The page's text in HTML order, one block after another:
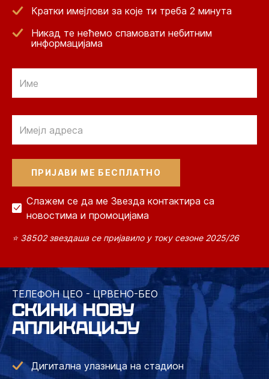
Кратки имејлови за које ти треба 2 минута
Никад те нећемо спамовати небитним
информацијама
Слажем се да ме Звезда контактира са
новостима и промоцијама
⭐ 38502 звездаша се пријавило у току сезоне 2025/26
ТЕЛЕФОН ЦЕО - ЦРВЕНО-БЕО
СКИНИ НОВУ
АПЛИКАЦИЈУ
Дигитална улазница на стадион